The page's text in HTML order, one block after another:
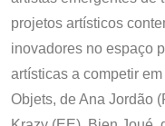
projetos artísticos
inovadores no espaço
artísticas a competir
Objets, de Ana Jordão